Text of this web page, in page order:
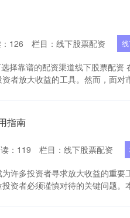
126 栏目： 线下股票配资
择靠谱的配资渠道线下股票配资
者放大收益的工具。然而，面对
指南
： 119 栏目： 线下股票配资
许多投资者寻求放大收益的重要
资者必须谨慎对待的关键问题。